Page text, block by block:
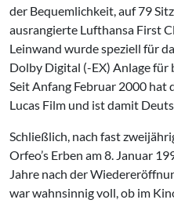
der Bequemlichkeit, auf 79
ausrangierte Lufthansa First
Leinwand wurde speziell für
Dolby Digital (-EX) Anlage
Seit Anfang Februar 2000
Lucas Film und ist damit
Schließlich, nach fast
Orfeo’s Erben am 8. Januar
Jahre nach der
war wahnsinnig voll, ob im